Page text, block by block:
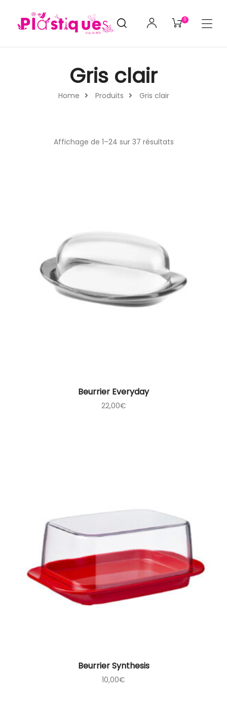
0
Home Produits Gris clair
Gris clair
Affichage de 1–24 sur 37 résultats
Beurrier Everyday
22,00€
Beurrier Synthesis
10,00€